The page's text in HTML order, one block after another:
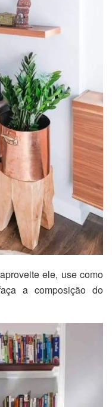
ele, use como
a composição do